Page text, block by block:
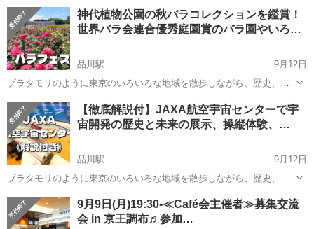
神代植物公園の秋バラコレクションを鑑賞！
世界バラ会連合優秀庭園賞のバラ園やいろ…
品川駅
9月12日
ブラタモリのように東京のいろいろな地域を散歩しながら、歴史、芸
術、文化などを楽しむ20代30代中心のサークルです！ サークルのルー
ルやよくある質問などはサークル説明でご確認ください。
https://tunagate...
東京 調布市 品川駅 その他
【徹底解説付】JAXA航空宇宙センターで宇
宙開発の歴史と未来の展示、操縦体験、…
品川駅
9月12日
ブラタモリのように東京のいろいろな地域を散歩しながら、歴史、芸
術、文化などを楽しむ20代30代中心のサークルです！ サークルのルー
ルやよくある質問などはサークル説明でご確認ください。
https://tunagate...
東京 調布市 品川駅 その他
9月9日(月)19:30-≪Café会主催者≫募集交流
会 in 京王調布♬参加…